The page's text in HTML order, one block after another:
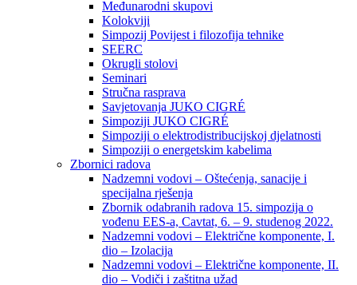
Međunarodni skupovi
Kolokviji​
Simpozij Povijest i filozofija tehnike
SEERC
Okrugli stolovi
Seminari​
Stručna rasprava​
Savjetovanja JUKO CIGRÉ
Simpoziji JUKO CIGRÉ
Simpoziji o elektrodistribucijskoj djelatnosti
Simpoziji o energetskim kabelima
Zbornici radova
Nadzemni vodovi – Oštećenja, sanacije i
specijalna rješenja
Zbornik odabranih radova 15. simpozija o
vođenu EES-a, Cavtat, 6. – 9. studenog 2022.
Nadzemni vodovi – Električne komponente, I.
dio – Izolacija
Nadzemni vodovi – Električne komponente, II.
dio – Vodiči i zaštitna užad